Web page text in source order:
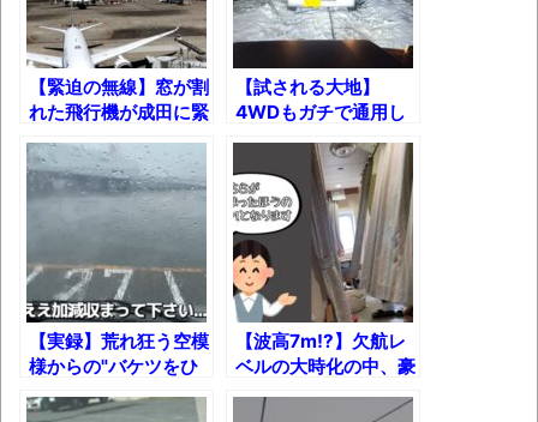
長野県のなめこのデカさが規格外だったｗ
ｗ
新装版「ご冗談でしょう、ファインマンさ
ん（上）（下）」発売
【画像】整形で2400万円超えの美女、水着
グラビアに挑戦
歴ログは10周年ですがnoteに引っ越します
進撃の巨人シーズン7 ファイナルシーズンの
感想
【緊迫の無線】窓が割
れた飛行機が成田に緊
急着陸した瞬間！
【試される大地】
4WDもガチで通用し
ない北海道の豪雪道
【実録】荒れ狂う空模
様からの"バケツをひ
っくり返したよう
な"ゲリラ豪雨の瞬
【波高7m!?】欠航レ
ベルの大時化の中、豪
華客船がまさかの出
航！